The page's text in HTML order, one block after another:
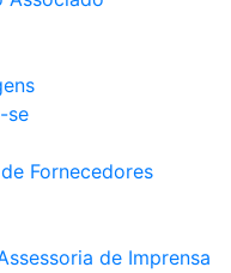
se
Fornecedores
de Imprensa